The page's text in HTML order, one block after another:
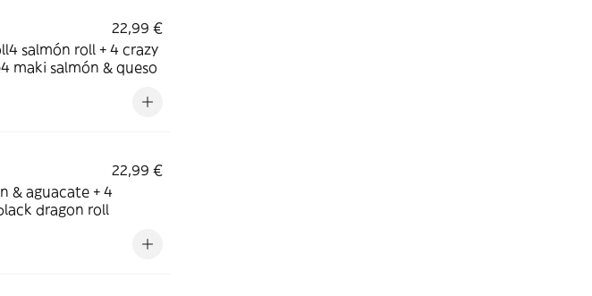
22,99 €
salmón roll + 4 crazy
maki salmón & queso
22,99 €
& aguacate + 4
dragon roll